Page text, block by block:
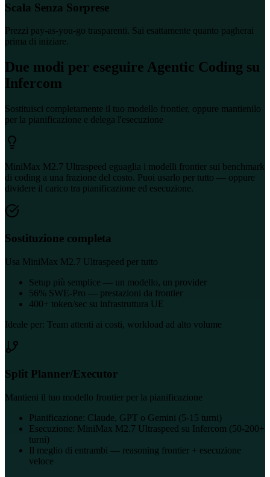
Scala Senza Sorprese
Prezzi pay-as-you-go trasparenti. Sai esattamente quanto pagherai
prima di iniziare.
Due modi per eseguire Agentic Coding su
Infercom
Sostituisci completamente il tuo modello frontier, oppure mantienilo
per la pianificazione e delega l'esecuzione
MiniMax M2.7 Ultraspeed eguaglia i modelli frontier sui benchmark
di coding a una frazione del costo. Puoi usarlo per tutto — oppure
dividere il carico tra pianificazione ed esecuzione.
Sostituzione completa
Usa MiniMax M2.7 Ultraspeed per tutto
Setup più semplice — un modello, un provider
56% SWE-Pro — prestazioni da frontier
400+ token/sec su infrastruttura UE
Ideale per: Team attenti ai costi, workload ad alto volume
Split Planner/Executor
Mantieni il tuo modello frontier per la pianificazione
Pianificazione: Claude, GPT o Gemini (5-15 turni)
Esecuzione: MiniMax M2.7 Ultraspeed su Infercom (50-200+
turni)
Il meglio di entrambi — reasoning frontier + esecuzione
veloce